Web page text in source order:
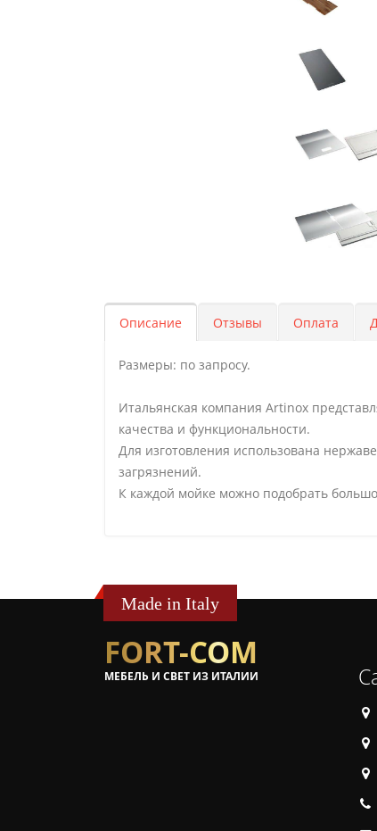
Описание Отзывы Оплата
Размеры: по запросу.
Итальянская компания Artinox
качества и функциональности.
Для изготовления использована
загрязнений.
К каждой мойке можно подобрать
Made in Italy
FORT-COM
МЕБЕЛЬ И СВЕТ ИЗ ИТАЛИИ